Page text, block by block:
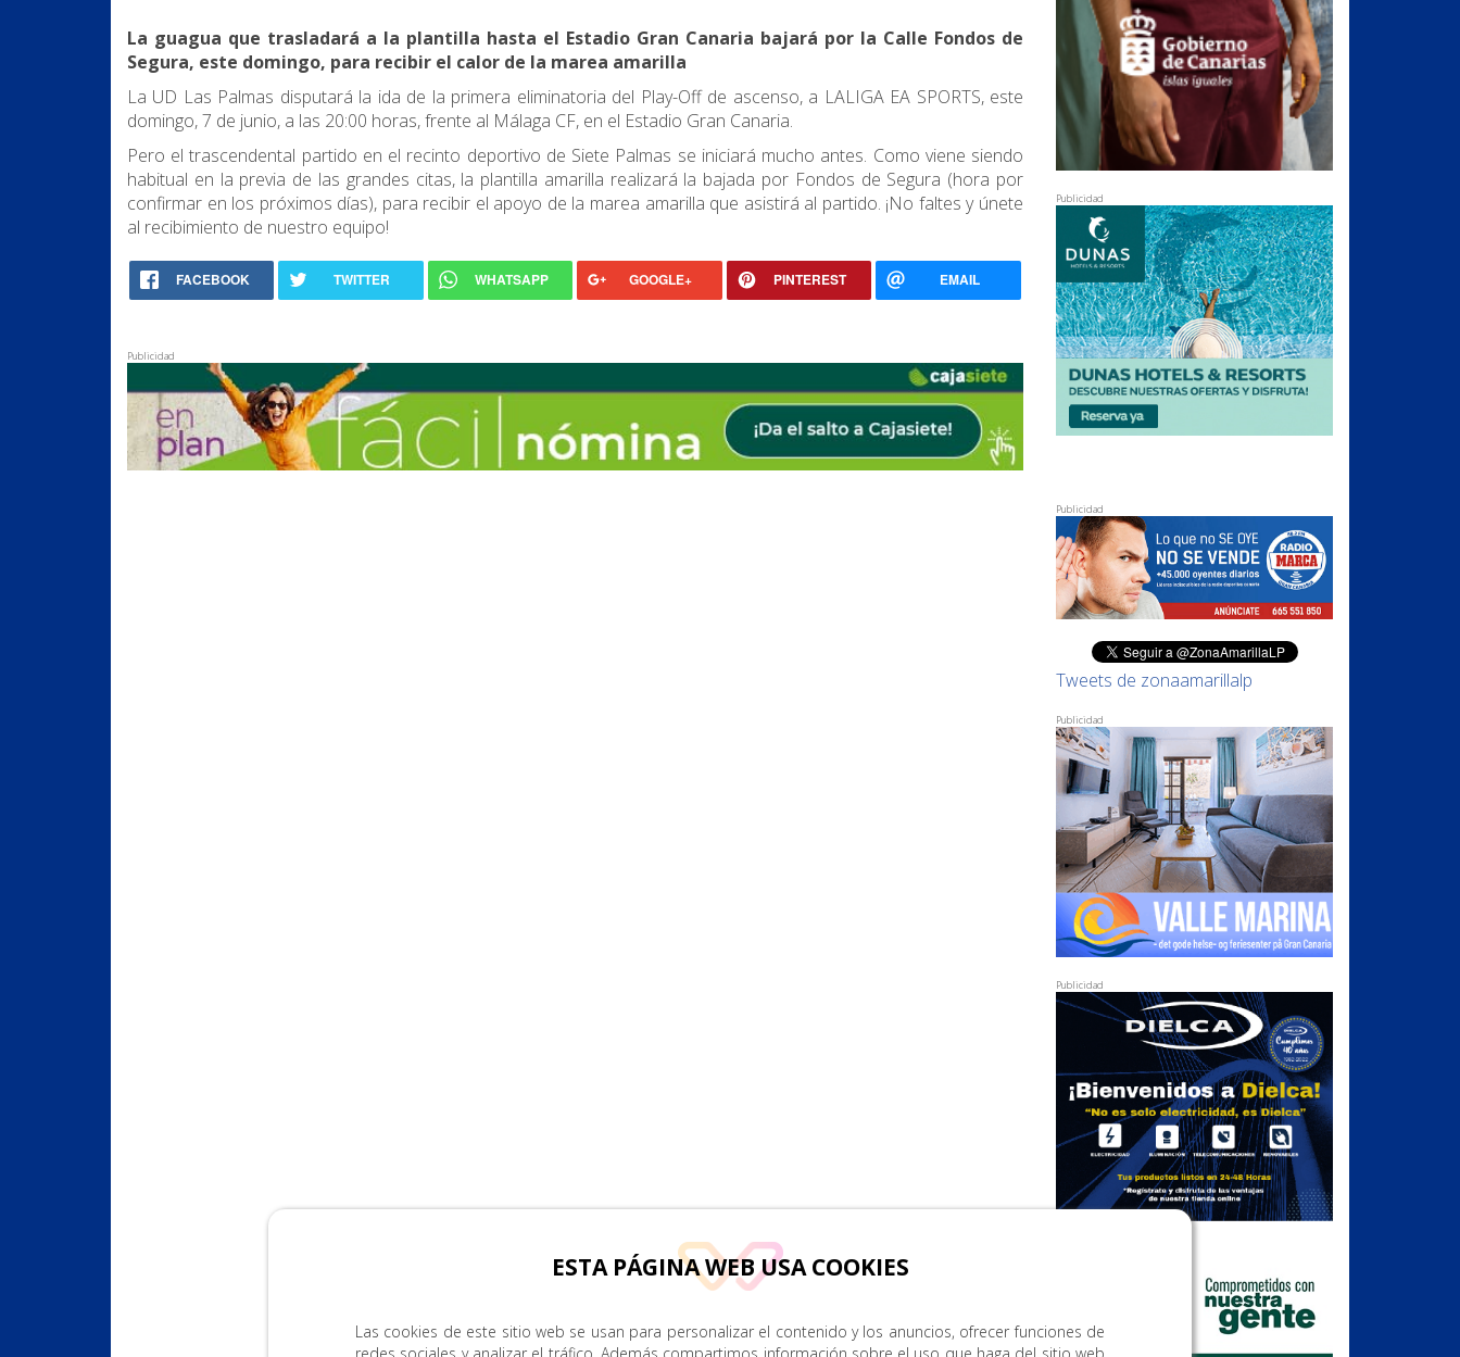
La guagua que trasladará a la plantilla hasta el Estadio Gran Canaria bajará por la Calle Fondos de
Segura, este domingo, para recibir el calor de la marea amarilla
La UD Las Palmas disputará la ida de la primera eliminatoria del Play-Off de ascenso, a LALIGA EA SPORTS, este
domingo, 7 de junio, a las 20:00 horas, frente al Málaga CF, en el Estadio Gran Canaria.
Pero el trascendental partido en el recinto deportivo de Siete Palmas se iniciará mucho antes. Como viene siendo
habitual en la previa de las grandes citas, la plantilla amarilla realizará la bajada por Fondos de Segura (hora por
confirmar en los próximos días), para recibir el apoyo de la marea amarilla que asistirá al partido. ¡No faltes y únete
al recibimiento de nuestro equipo!
FACEBOOK TWITTER WHATSAPP GOOGLE+ PINTEREST EMAIL
Publicidad
Publicidad
Publicidad
Tweets de zonaamarillalp
Publicidad
Publicidad
ESTA PÁGINA WEB USA COOKIES
Las cookies de este sitio web se usan para personalizar el contenido y los anuncios, ofrecer funciones de